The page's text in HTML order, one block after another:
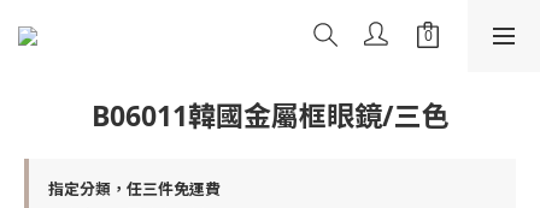
B06011韓國金屬框眼鏡/三色
指定分類，任三件免運費